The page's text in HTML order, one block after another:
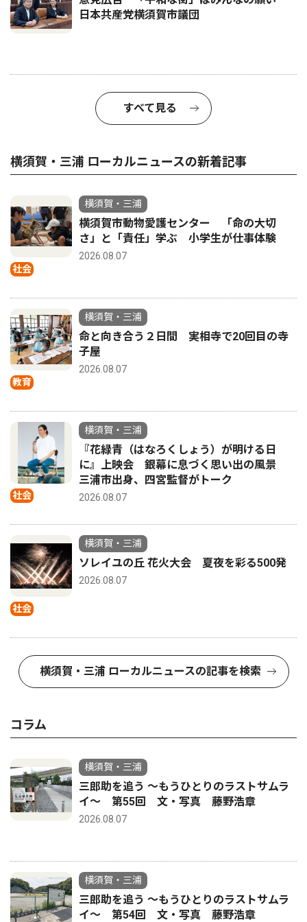
日本共産党横須賀市議団
すべて見る
横須賀・三浦 ローカルニュースの新着記事
社会
横須賀・三浦
横須賀市動物愛護センター 「命の大切
さ」と「責任」学ぶ 小学生が仕事体験
2026.08.07
教育
横須賀・三浦
命と向き合う２日間 実相寺で20回目の寺
子屋
2026.08.07
社会
横須賀・三浦
『花緑青（はなろくしょう）が明ける日
に』上映会 銀幕に息づく思い出の風景
三浦市出身、四宮監督がトーク
2026.08.07
社会
横須賀・三浦
ソレイユの丘 花火大会 夏夜を彩る500発
2026.08.07
横須賀・三浦 ローカルニュースの記事を検索
コラム
横須賀・三浦
三郎助を追う 〜もうひとりのラストサムラ
イ〜 第55回 文・写真 藤野浩章
2026.08.07
横須賀・三浦
三郎助を追う 〜もうひとりのラストサムラ
イ〜 第54回 文・写真 藤野浩章